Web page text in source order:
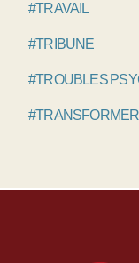
#TRAVAIL
#TRIBUNE
#TROUBLES